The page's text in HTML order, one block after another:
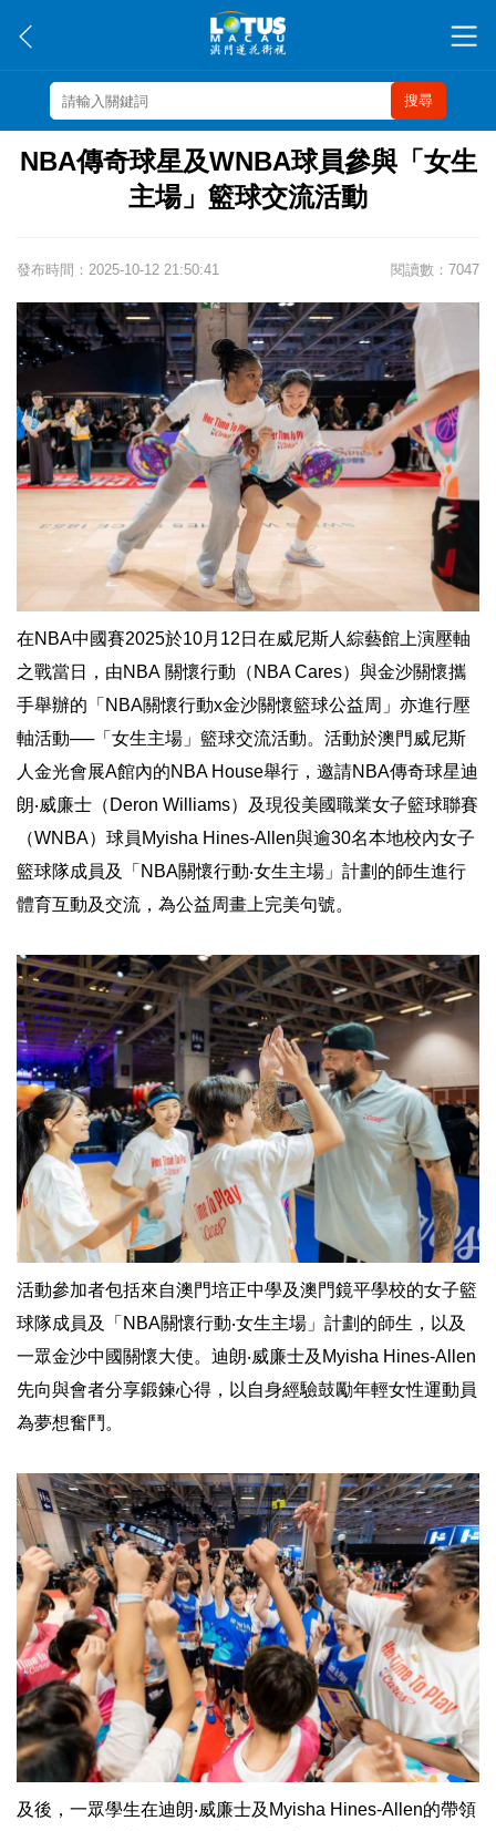
搜尋
NBA傳奇球星及WNBA球員參與「女生
主場」籃球交流活動
發布時間：2025-10-12 21:50:41 閱讀數：7047
在NBA中國賽2025於10月12日在威尼斯人綜藝館上演壓軸
之戰當日，由NBA 關懷行動（NBA Cares）與金沙關懷攜
手舉辦的「NBA關懷行動x金沙關懷籃球公益周」亦進行壓
軸活動──「女生主場」籃球交流活動。活動於澳門威尼斯
人金光會展A館內的NBA House舉行，邀請NBA傳奇球星迪
朗‧威廉士（Deron Williams）及現役美國職業女子籃球聯賽
（WNBA）球員Myisha Hines-Allen與逾30名本地校內女子
籃球隊成員及「NBA關懷行動‧女生主場」計劃的師生進行
體育互動及交流，為公益周畫上完美句號。
活動參加者包括來自澳門培正中學及澳門鏡平學校的女子籃
球隊成員及「NBA關懷行動‧女生主場」計劃的師生，以及
一眾金沙中國關懷大使。迪朗‧威廉士及Myisha Hines-Allen
先向與會者分享鍛鍊心得，以自身經驗鼓勵年輕女性運動員
為夢想奮鬥。
及後，一眾學生在迪朗‧威廉士及Myisha Hines-Allen的帶領